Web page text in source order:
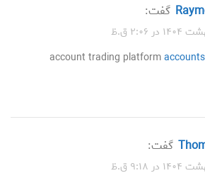
گفت:
account trading platform
گفت: